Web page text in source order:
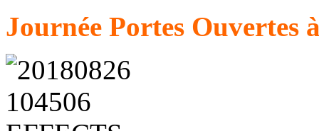
Journée Portes Ouvertes